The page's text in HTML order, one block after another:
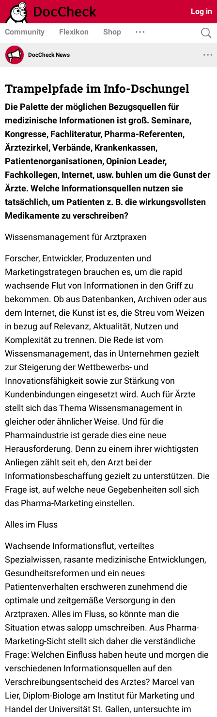
Log in
Community Flexikon Shop
DocCheck News
Trampelpfade im Info-Dschungel
Die Palette der möglichen Bezugsquellen für
medizinische Informationen ist groß. Seminare,
Kongresse, Fachliteratur, Pharma-Referenten,
Ärztezirkel, Verbände, Krankenkassen,
Patientenorganisationen, Opinion Leader,
Fachkollegen, Internet, usw. buhlen um die Gunst der
Ärzte. Welche Informationsquellen nutzen sie
tatsächlich, um Patienten z. B. die wirkungsvollsten
Medikamente zu verschreiben?
Wissensmanagement für Arztpraxen
Forscher, Entwickler, Produzenten und
Marketingstrategen brauchen es, um die rapid
wachsende Flut von Informationen in den Griff zu
bekommen. Ob aus Datenbanken, Archiven oder aus
dem Internet, die Kunst ist es, die Streu vom Weizen
in bezug auf Relevanz, Aktualität, Nutzen und
Komplexität zu trennen. Die Rede ist vom
Wissensmanagement, das in Unternehmen gezielt
zur Steigerung der Wettbewerbs- und
Innovationsfähigkeit sowie zur Stärkung von
Kundenbindungen eingesetzt wird. Auch für Ärzte
stellt sich das Thema Wissensmanagement in
gleicher oder ähnlicher Weise. Und für die
Pharmaindustrie ist gerade dies eine neue
Herausforderung. Denn zu einem ihrer wichtigsten
Anliegen zählt seit eh, den Arzt bei der
Informationsbeschaffung gezielt zu unterstützen. Die
Frage ist, auf welche neue Gegebenheiten soll sich
das Pharma-Marketing einstellen.
Alles im Fluss
Wachsende Informationsflut, verteiltes
Spezialwissen, rasante medizinische Entwicklungen,
Gesundheitsreformen und ein neues
Patientenverhalten erschweren zunehmend die
optimale und zeitgemäße Versorgung in den
Arztpraxen. Alles im Fluss, so könnte man die
Situation etwas salopp umschreiben. Aus Pharma-
Marketing-Sicht stellt sich daher die verständliche
Frage: Welchen Einfluss haben heute und morgen die
verschiedenen Informationsquellen auf den
Verschreibungsentscheid des Arztes? Marcel van
Lier, Diplom-Biologe am Institut für Marketing und
Handel der Universität St. Gallen, untersuchte im